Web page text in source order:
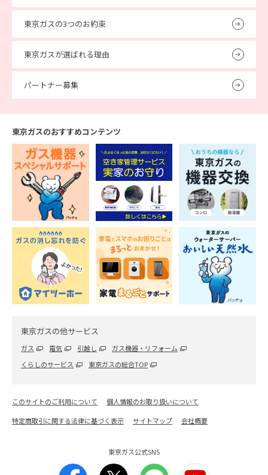
東京ガスの3つのお約束
東京ガスが選ばれる理由
パートナー募集
東京ガスのおすすめコンテンツ
東京ガスの他サービス
ガス 電気 引越し
ガス機器・リフォーム
くらしのサービス
東京ガスの総合TOP
このサイトのご利用について
個人情報のお取り扱いについて
特定商取引に関する法律に基づく表示
サイトマップ 会社概要
東京ガス公式SNS